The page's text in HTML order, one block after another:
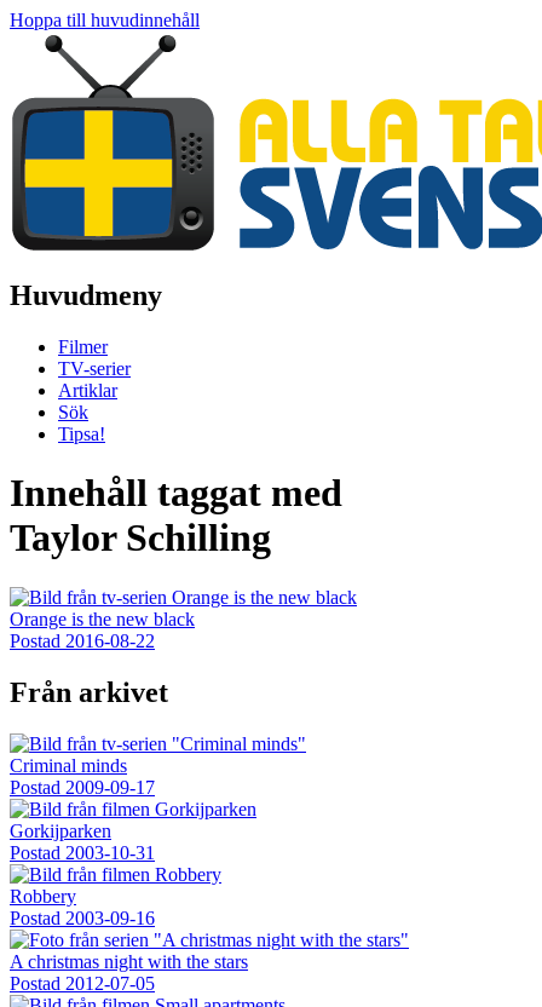
Hoppa till huvudinnehåll
Huvudmeny
Filmer
TV-serier
Artiklar
Sök
Tipsa!
Innehåll taggat med
Taylor Schilling
Orange is the new black
Postad 2016-08-22
Från arkivet
Criminal minds
Postad 2009-09-17
Gorkijparken
Postad 2003-10-31
Robbery
Postad 2003-09-16
A christmas night with the stars
Postad 2012-07-05